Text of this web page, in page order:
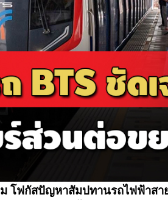
ม โฟกัสปัญหาสัมปทานรถไฟฟ้าส